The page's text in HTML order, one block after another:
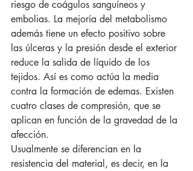
riesgo de coágulos sanguíneos y
embolias. La mejoría del metabolismo
además tiene un efecto positivo sobre
las úlceras y la presión desde el exterior
reduce la salida de líquido de los
tejidos. Así es como actúa la media
contra la formación de edemas. Existen
cuatro clases de compresión, que se
aplican en función de la gravedad de la
afección.
Usualmente se diferencian en la
resistencia del material, es decir, en la